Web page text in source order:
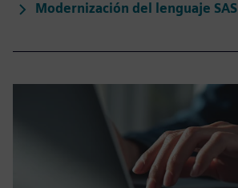
Modernización del lenguaje SAS